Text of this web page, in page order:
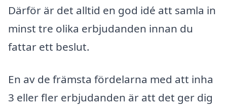
Därför är det alltid en god idé att samla in
minst tre olika erbjudanden innan du
fattar ett beslut.
En av de främsta fördelarna med att inha
3 eller fler erbjudanden är att det ger dig